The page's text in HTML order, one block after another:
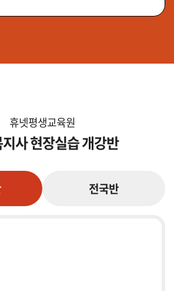
휴넷평생교육원
사 현장실습 개강반
전국반